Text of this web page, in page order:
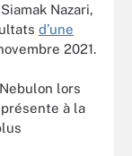
Nazari,
d’une
2021.
lors
présente à la